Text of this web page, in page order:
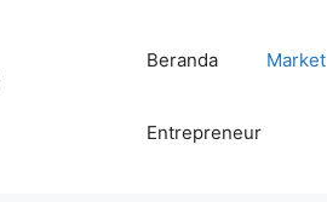
Beranda Market
Entrepreneur